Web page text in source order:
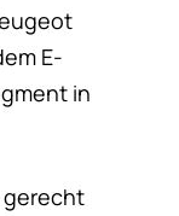
E-
in
gerecht